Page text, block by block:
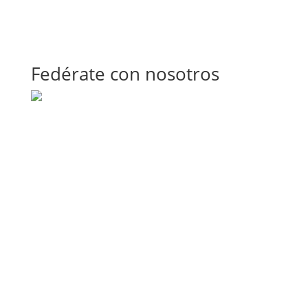
Fedérate con nosotros